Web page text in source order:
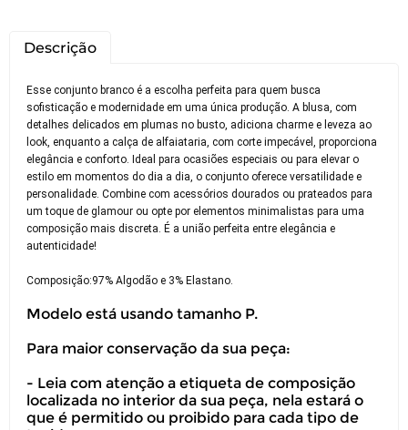
Descrição
Esse conjunto branco é a escolha perfeita para quem busca
sofisticação e modernidade em uma única produção. A blusa, com
detalhes delicados em plumas no busto, adiciona charme e leveza ao
look, enquanto a calça de alfaiataria, com corte impecável, proporciona
elegância e conforto. Ideal para ocasiões especiais ou para elevar o
estilo em momentos do dia a dia, o conjunto oferece versatilidade e
personalidade. Combine com acessórios dourados ou prateados para
um toque de glamour ou opte por elementos minimalistas para uma
composição mais discreta. É a união perfeita entre elegância e
autenticidade!
Composição:97% Algodão e 3% Elastano.
Modelo está usando tamanho P.
Para maior conservação da sua peça:
- Leia com atenção a etiqueta de composição
localizada no interior da sua peça, nela estará o
que é permitido ou proibido para cada tipo de